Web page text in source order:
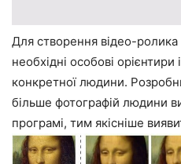
Для створення відео-ролика
необхідні особові орієнтири
конкретної людини.
більше фотографій людини
програмі, тим якісніше